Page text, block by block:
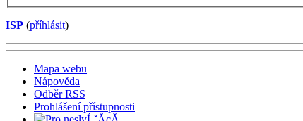
ISP (příhlásit)
Mapa webu
Nápověda
Odběr RSS
Prohlášení přístupnosti